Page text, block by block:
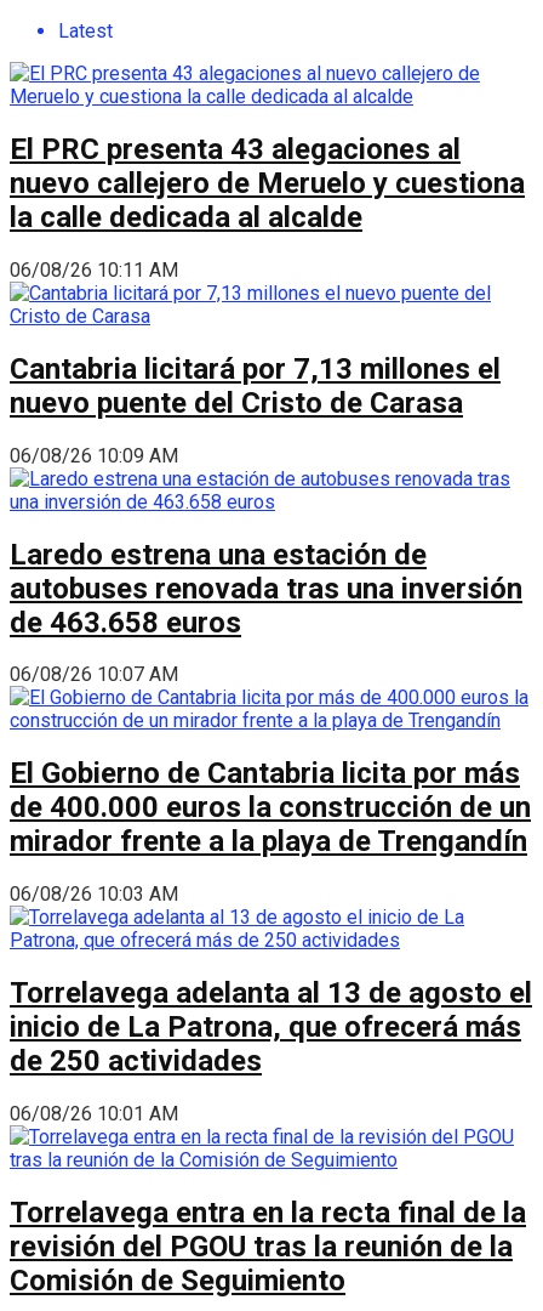
Latest
El PRC presenta 43 alegaciones al
nuevo callejero de Meruelo y cuestiona
la calle dedicada al alcalde
06/08/26 10:11 AM
Cantabria licitará por 7,13 millones el
nuevo puente del Cristo de Carasa
06/08/26 10:09 AM
Laredo estrena una estación de
autobuses renovada tras una inversión
de 463.658 euros
06/08/26 10:07 AM
El Gobierno de Cantabria licita por más
de 400.000 euros la construcción de un
mirador frente a la playa de Trengandín
06/08/26 10:03 AM
Torrelavega adelanta al 13 de agosto el
inicio de La Patrona, que ofrecerá más
de 250 actividades
06/08/26 10:01 AM
Torrelavega entra en la recta final de la
revisión del PGOU tras la reunión de la
Comisión de Seguimiento